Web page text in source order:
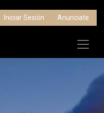
Iniciar Sesión Anunciate